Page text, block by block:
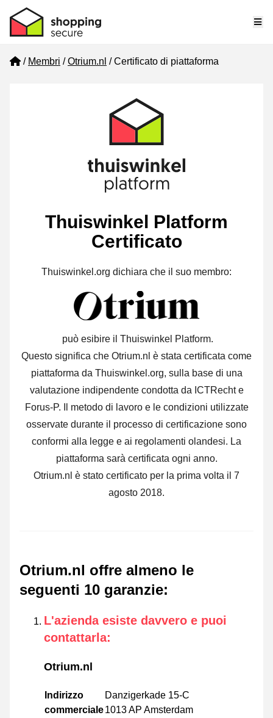
Home
Membri Otrium.nl Certificato di piattaforma
Thuiswinkel Platform
Certificato
Thuiswinkel.org dichiara che il suo membro:
può esibire il Thuiswinkel Platform.
Questo significa che Otrium.nl è stata certificata come
piattaforma da Thuiswinkel.org, sulla base di una
valutazione indipendente condotta da ICTRecht e
Forus-P. Il metodo di lavoro e le condizioni utilizzate
osservate durante il processo di certificazione sono
conformi alla legge e ai regolamenti olandesi. La
piattaforma sarà certificata ogni anno.
Otrium.nl è stato certificato per la prima volta il 7
agosto 2018.
Otrium.nl offre almeno le
seguenti 10 garanzie:
L'azienda esiste davvero e puoi
contattarla:
Otrium.nl
Indirizzo
commerciale
Danzigerkade 15-C
1013 AP Amsterdam